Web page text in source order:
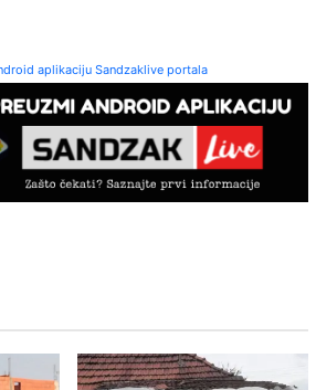
aplikaciju Sandzaklive portala